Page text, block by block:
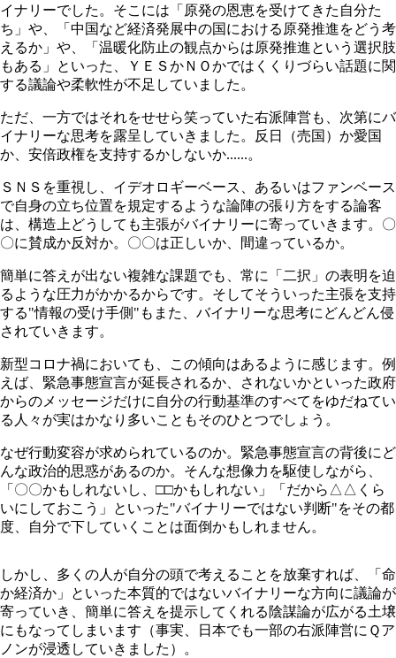
イナリーでした。そこには「原発の恩恵を受けてきた自分た
ち」や、「中国など経済発展中の国における原発推進をどう考
えるか」や、「温暖化防止の観点からは原発推進という選択肢
もある」といった、ＹＥＳかＮＯかではくくりづらい話題に関
する議論や柔軟性が不足していました。
ただ、一方ではそれをせせら笑っていた右派陣営も、次第にバ
イナリーな思考を露呈していきました。反日（売国）か愛国
か、安倍政権を支持するかしないか......。
ＳＮＳを重視し、イデオロギーベース、あるいはファンベース
で自身の立ち位置を規定するような論陣の張り方をする論客
は、構造上どうしても主張がバイナリーに寄っていきます。〇
〇に賛成か反対か。〇〇は正しいか、間違っているか。
簡単に答えが出ない複雑な課題でも、常に「二択」の表明を迫
るような圧力がかかるからです。そしてそういった主張を支持
する"情報の受け手側"もまた、バイナリーな思考にどんどん侵
されていきます。
新型コロナ禍においても、この傾向はあるように感じます。例
えば、緊急事態宣言が延長されるか、されないかといった政府
からのメッセージだけに自分の行動基準のすべてをゆだねてい
る人々が実はかなり多いこともそのひとつでしょう。
なぜ行動変容が求められているのか。緊急事態宣言の背後にど
んな政治的思惑があるのか。そんな想像力を駆使しながら、
「〇〇かもしれないし、□□かもしれない」「だから△△くら
いにしておこう」といった"バイナリーではない判断"をその都
度、自分で下していくことは面倒かもしれません。
しかし、多くの人が自分の頭で考えることを放棄すれば、「命
か経済か」といった本質的ではないバイナリーな方向に議論が
寄っていき、簡単に答えを提示してくれる陰謀論が広がる土壌
にもなってしまいます（事実、日本でも一部の右派陣営にＱア
ノンが浸透していきました）。